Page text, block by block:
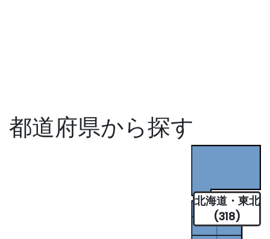
都道府県から探す
北海道・東北
(318)